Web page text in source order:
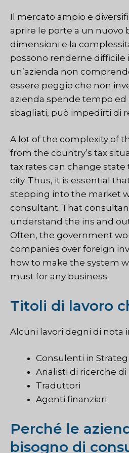
Il mercato ampio e
aprire le porte a un nuovo
dimensioni e la
possono renderne difficile
un’azienda non
essere peggio che non
azienda spende tempo ed
sbagliati, può impedirti di
A lot of the complexity of
from the country’s tax
tax rates can change state
city. Thus, it is essential
stepping into the market
consultant. That
understand the ins and
Often, the government
companies over foreign
how to make the system
must for any business.
Titoli di lavoro
Alcuni lavori degni di nota
Consulenti in
Analisti di ricerche
Traduttori
Agenti finanziari
Perché le
bisogno di